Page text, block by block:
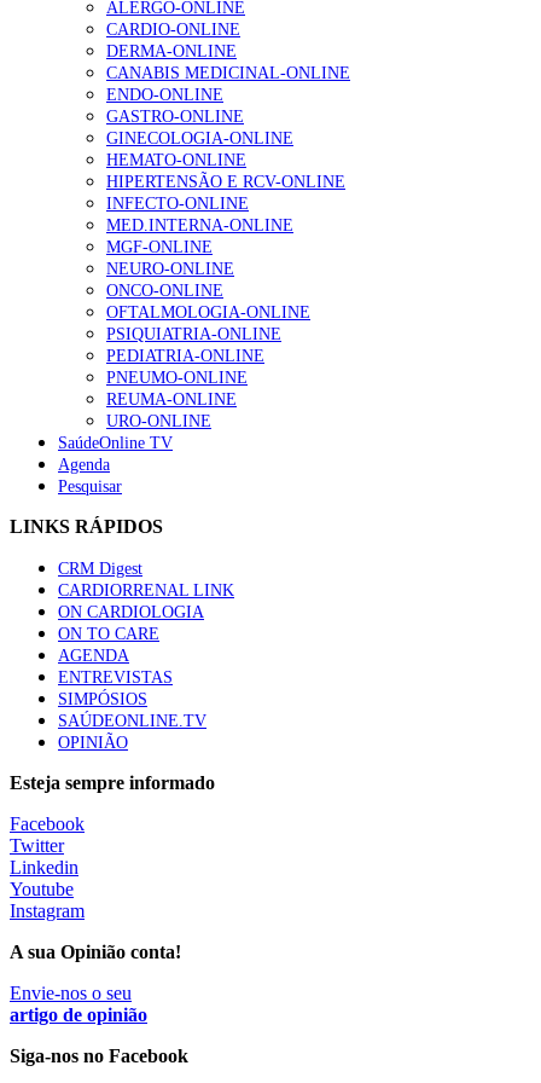
que começou a ser feito no início da pandemia, por coincidência, com
a equipa da investigadora Raquel Varela, e “os números preliminares
são assustadores”.
gesto conta e cada profissional faz a diferença”
202 visualizações
Alguns milhares de utentes podem ficar sem médico de
família com nova regras do registo, alerta associação
155 visualizações
1.º Episódio do Podcast “Frequência Cardio – Sintoniza-
te na Insuficiência Cardíaca” da Bayer
99 visualizações
“Os programas de rastreio do cancro do pulmão são
custo-efetivos e representam um investimento
sustentável para os sistemas de saúde”
88 visualizações
Quase quatro em cada dez doentes com enfarte
86 visualizações
Trodelvy aprovado para primeira linha no cancro da
mama triplo negativo metastático em doentes não
elegíveis para inibidores PD-(L)1
61 visualizações
MAIS NOTÍCIAS
Quase 11.900 jovens recorreram aos cheques psicólogo e
nutricionista no primeiro mês
7 Ago, 2026
ULS de Coimbra estreia cirurgia endoscópica do ouvido com
apoio robótico em Portugal
7 Ago, 2026 0 Comments
ALERGO-ONLINE
CARDIO-ONLINE
DERMA-ONLINE
CANABIS MEDICINAL-ONLINE
ENDO-ONLINE
GASTRO-ONLINE
GINECOLOGIA-ONLINE
HEMATO-ONLINE
HIPERTENSÃO E RCV-ONLINE
INFECTO-ONLINE
MED.INTERNA-ONLINE
MGF-ONLINE
NEURO-ONLINE
ONCO-ONLINE
OFTALMOLOGIA-ONLINE
PSIQUIATRIA-ONLINE
PEDIATRIA-ONLINE
PNEUMO-ONLINE
REUMA-ONLINE
URO-ONLINE
SaúdeOnline TV
Agenda
Pesquisar
LINKS RÁPIDOS
CRM Digest
CARDIORRENAL LINK
ON CARDIOLOGIA
ON TO CARE
AGENDA
ENTREVISTAS
SIMPÓSIOS
SAÚDEONLINE.TV
OPINIÃO
Esteja sempre informado
Facebook
Twitter
Linkedin
Youtube
Instagram
A sua Opinião conta!
Envie-nos o seu
artigo de opinião
Siga-nos no Facebook